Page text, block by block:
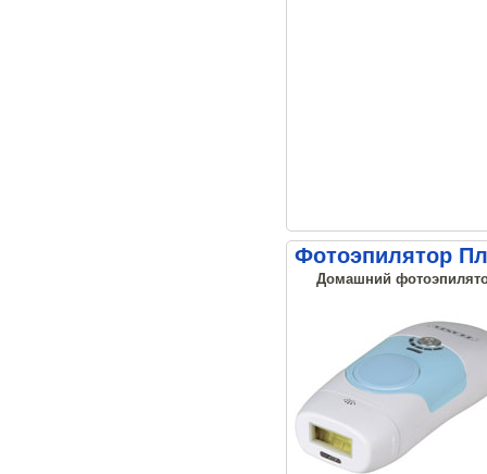
Фотоэпилятор
Домашний